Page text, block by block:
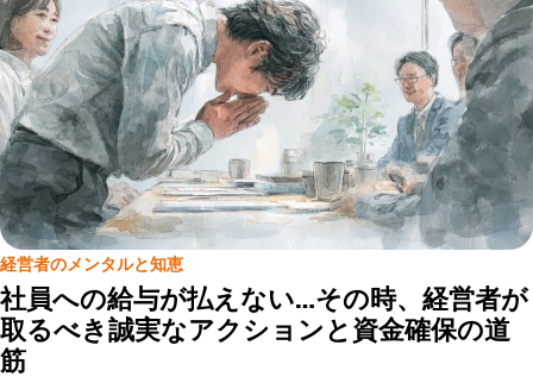
経営者のメンタルと知恵
社員への給与が払えない…その時、経営者が
取るべき誠実なアクションと資金確保の道
筋